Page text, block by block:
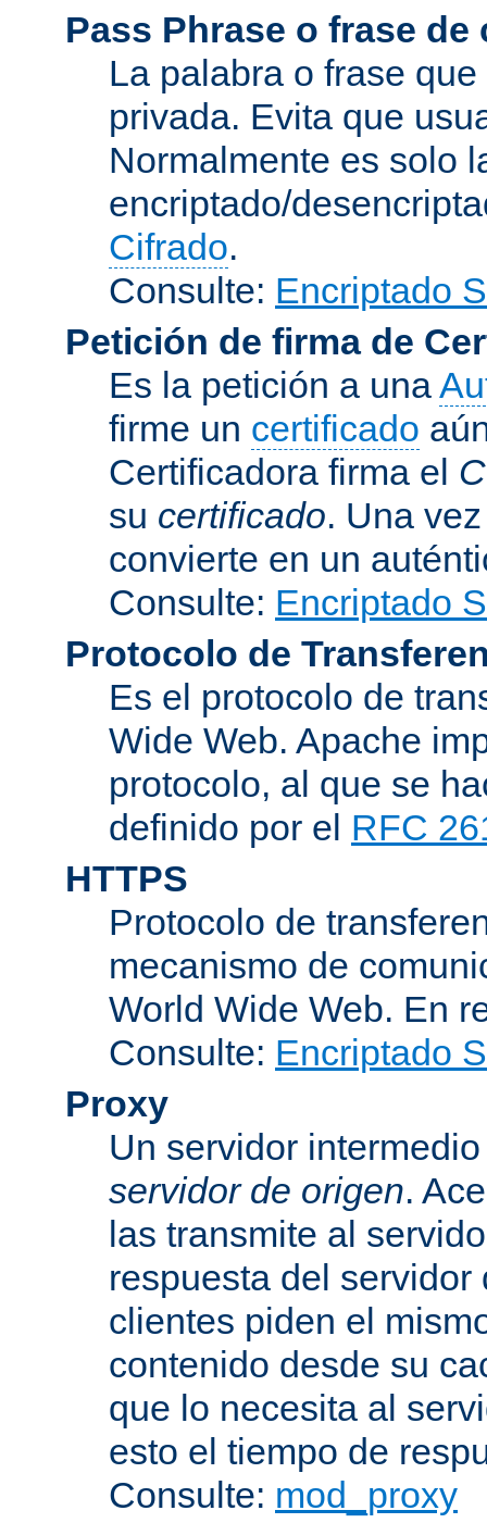
Pass Phrase o frase de
La palabra o frase
privada. Evita que
Normalmente es solo
encriptado/
Cifrado.
Consulte: Encriptado
Petición de firma de
Es la petición a una
firme un certificado
Certificadora firma el
su certificado. Una
convierte en un
Consulte: Encriptado
Protocolo de
Es el protocolo de
Wide Web. Apache
protocolo, al que se
definido por el RFC
HTTPS
Protocolo de
mecanismo de
World Wide Web. En
Consulte: Encriptado
Proxy
Un servidor
servidor de origen.
las transmite al
respuesta del
clientes piden el
contenido desde su
que lo necesita al
esto el tiempo de
Consulte: mod_proxy